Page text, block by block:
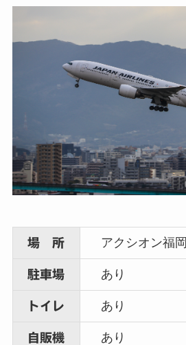
場 所 アクシオン福岡
駐車場 あり
トイレ あり
自販機 あり